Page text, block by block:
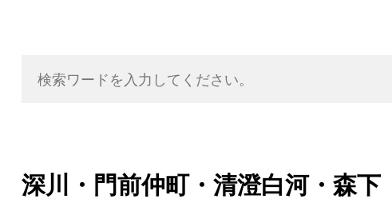
深川・門前仲町・清澄白河・森下